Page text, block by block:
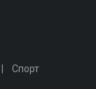
Спорт